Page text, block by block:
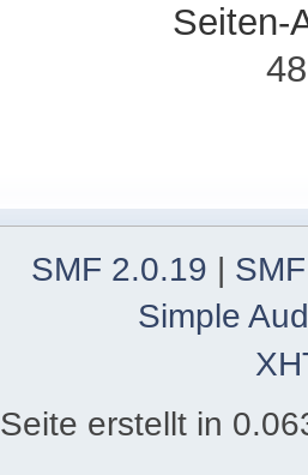
Seiten-
SMF 2.0.19 |
Simple
Seite erstellt in